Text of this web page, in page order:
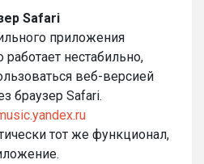
Safari
приложения
нестабильно,
веб-версией
браузер Safari.
тот же функционал,